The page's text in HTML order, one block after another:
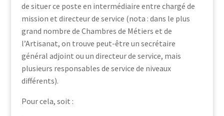
de situer ce poste en intermédiaire entre chargé de
mission et directeur de service (nota : dans le plus
grand nombre de Chambres de Métiers et de
l’Artisanat, on trouve peut-être un secrétaire
général adjoint ou un directeur de service, mais
plusieurs responsables de service de niveaux
différents).
Pour cela, soit :